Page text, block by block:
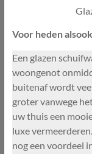
Voor heden
Een glazen
woongenot
buitenaf wordt
groter vanwege
uw thuis een
luxe
nog een voordeel